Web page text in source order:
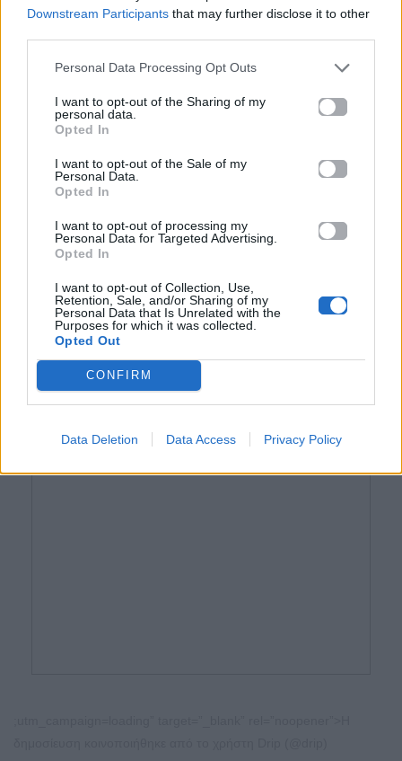
Downstream Participants that may further disclose it to other
Personal Data Processing Opt Outs
I want to opt-out of the Sharing of my
personal data.
Opted In
I want to opt-out of the Sale of my
Personal Data.
Opted In
I want to opt-out of processing my
Personal Data for Targeted Advertising.
Opted In
I want to opt-out of Collection, Use,
Retention, Sale, and/or Sharing of my
Personal Data that Is Unrelated with the
Purposes for which it was collected.
Opted Out
CONFIRM
Data Deletion Data Access Privacy Policy